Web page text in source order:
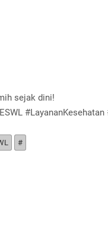
sejak dini!
#